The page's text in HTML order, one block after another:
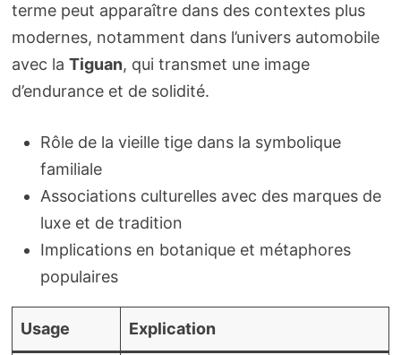
terme peut apparaître dans des contextes plus
modernes, notamment dans l’univers automobile
avec la Tiguan, qui transmet une image
d’endurance et de solidité.
Rôle de la vieille tige dans la symbolique
familiale
Associations culturelles avec des marques de
luxe et de tradition
Implications en botanique et métaphores
populaires
Usage Explication